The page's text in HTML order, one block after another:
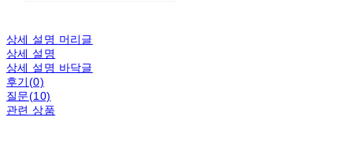
상세 설명 머리글
상세 설명
상세 설명 바닥글
후기(0)
질문(10)
관련 상품